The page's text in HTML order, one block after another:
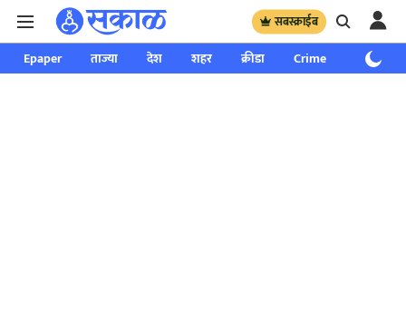
सबस्क्राईब
Epaper ताज्या देश शहर क्रीडा Crime साप्ताहिक